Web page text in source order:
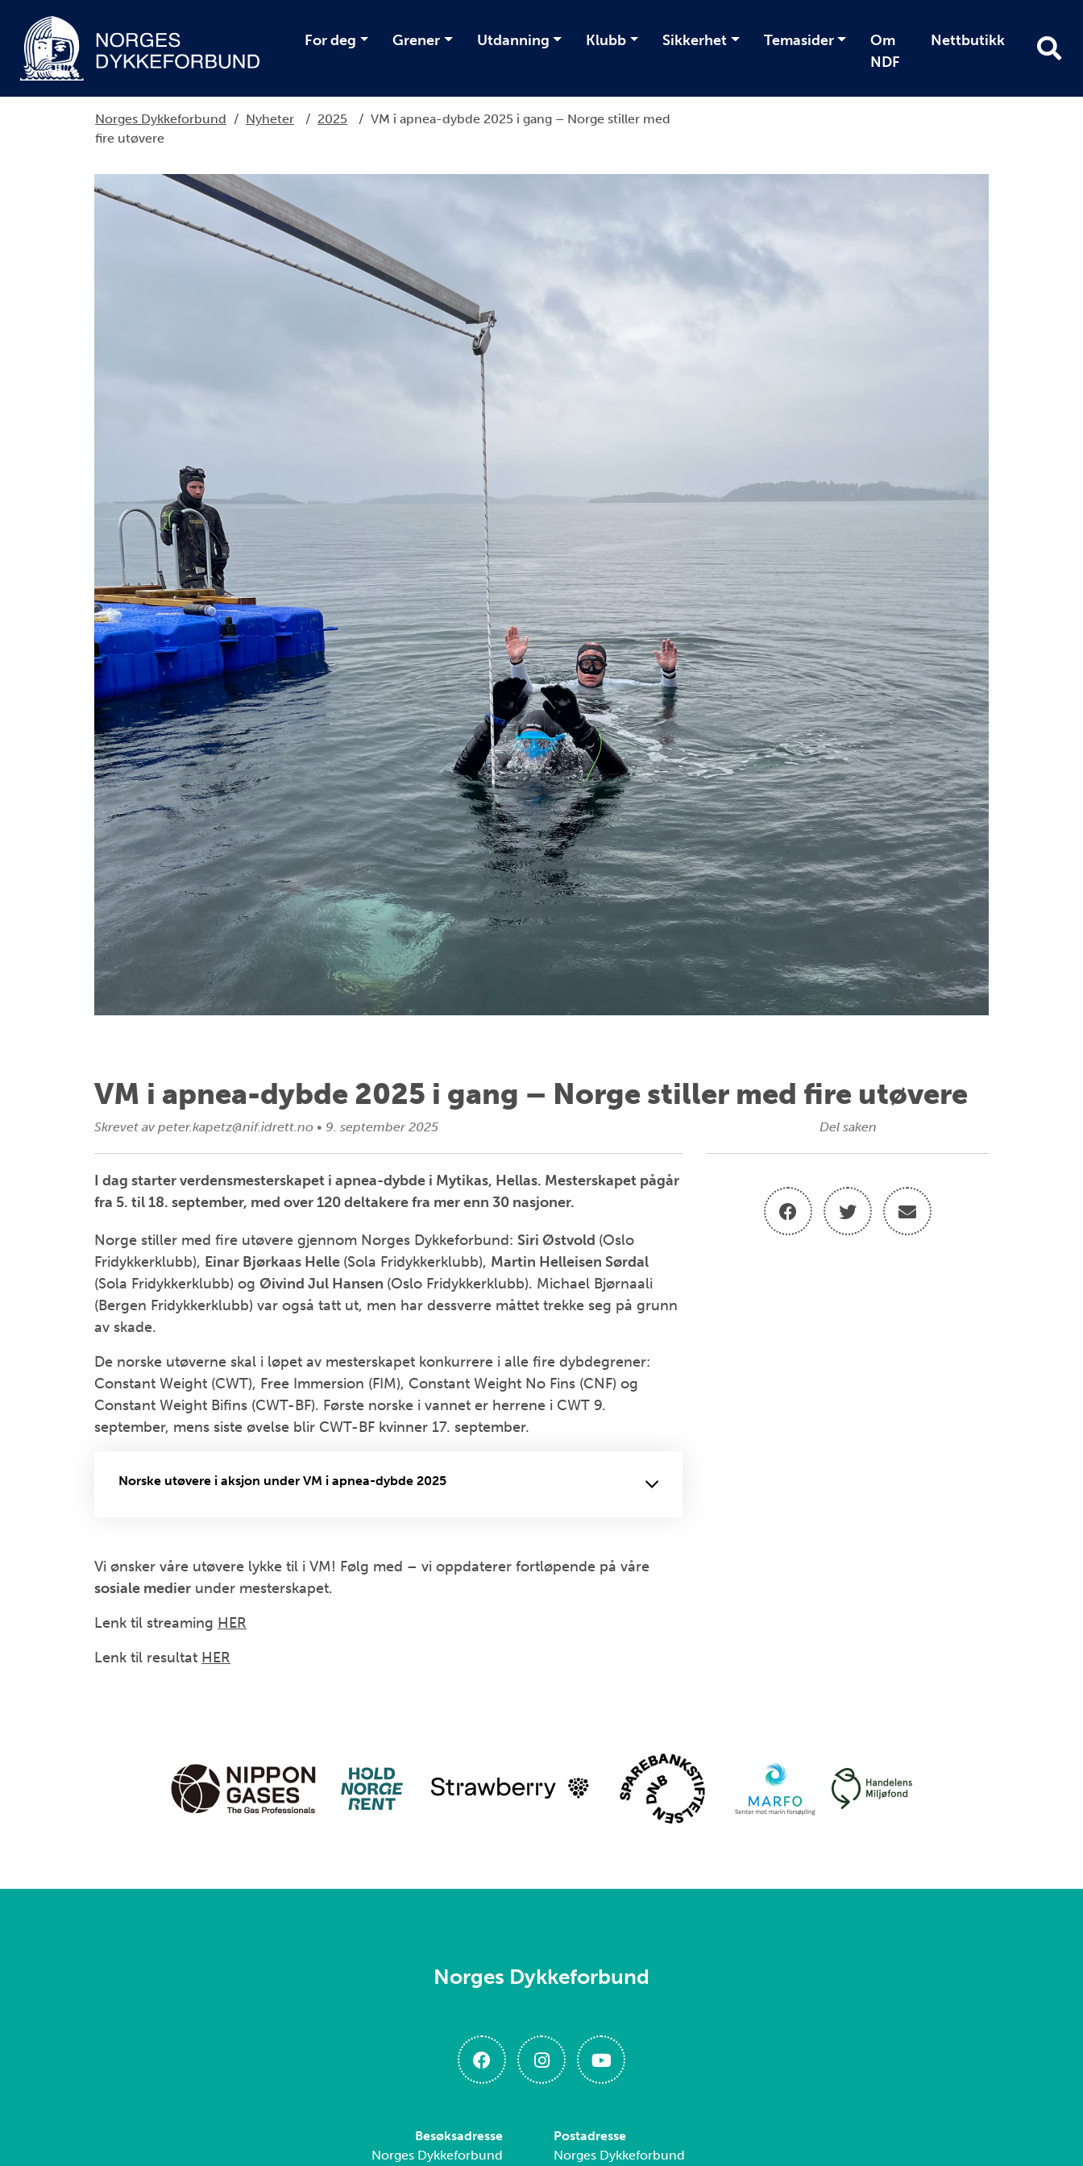
For deg Grener Utdanning Klubb Sikkerhet Temasider
Om
NDF
Nettbutikk
Norges Dykkeforbund / Nyheter / 2025 / VM i apnea-dybde 2025 i gang – Norge stiller med
fire utøvere
VM i apnea-dybde 2025 i gang – Norge stiller med fire utøvere
Skrevet av peter.kapetz@nif.idrett.no • 9. september 2025
I dag starter verdensmesterskapet i apnea-dybde i Mytikas, Hellas. Mesterskapet pågår
fra 5. til 18. september, med over 120 deltakere fra mer enn 30 nasjoner.
Norge stiller med fire utøvere gjennom Norges Dykkeforbund: Siri Østvold (Oslo
Fridykkerklubb), Einar Bjørkaas Helle (Sola Fridykkerklubb), Martin Helleisen Sørdal
(Sola Fridykkerklubb) og Øivind Jul Hansen (Oslo Fridykkerklubb). Michael Bjørnaali
(Bergen Fridykkerklubb) var også tatt ut, men har dessverre måttet trekke seg på grunn
av skade.
De norske utøverne skal i løpet av mesterskapet konkurrere i alle fire dybdegrener:
Constant Weight (CWT), Free Immersion (FIM), Constant Weight No Fins (CNF) og
Constant Weight Bifins (CWT-BF). Første norske i vannet er herrene i CWT 9.
september, mens siste øvelse blir CWT-BF kvinner 17. september.
Norske utøvere i aksjon under VM i apnea-dybde 2025
Vi ønsker våre utøvere lykke til i VM! Følg med – vi oppdaterer fortløpende på våre
sosiale medier under mesterskapet.
Lenk til streaming HER
Lenk til resultat HER
Del saken
Norges Dykkeforbund
Besøksadresse
Norges Dykkeforbund
Postadresse
Norges Dykkeforbund